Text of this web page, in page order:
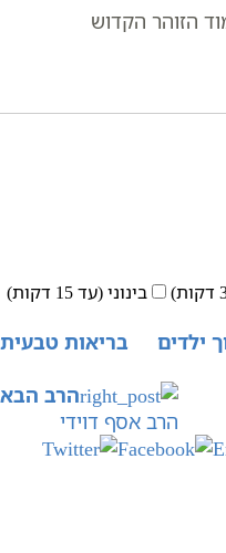
הזוהר הקדוש
בינוני (עד 15 דקות)
ילדים
בריאות טבעית
הרב הבא
הרב אסף דוידי